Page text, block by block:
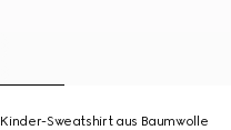
Kinder-Sweatshirt aus Baumwolle